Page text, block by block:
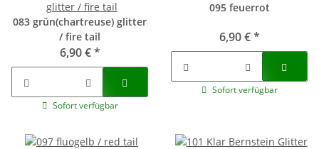
083 grün(chartreuse) glitter
/ fire tail
6,90 €*
Sofort verfügbar
095 feuerrot
6,90 €*
Sofort verfügbar